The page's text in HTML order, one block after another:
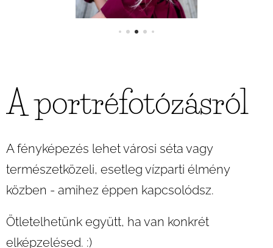
A portréfotózásról
A fényképezés lehet városi séta vagy
természetközeli, esetleg vízparti élmény
közben - amihez éppen kapcsolódsz.
Ötletelhetünk együtt, ha van konkrét
elképzelésed. :)